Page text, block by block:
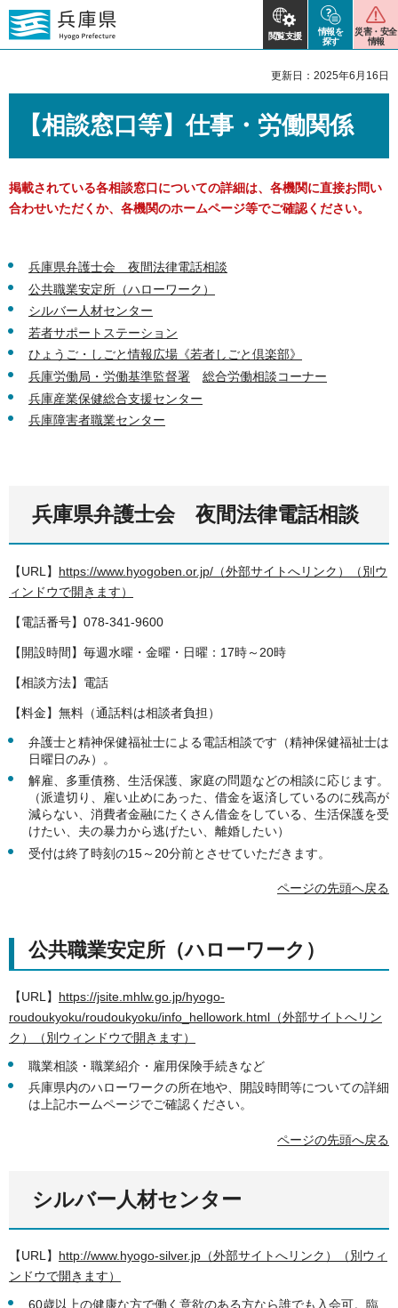
閲覧支援
情報を
探す
災害・安全
情報
更新日：2025年6月16日
【相談窓口等】仕事・労働関係
掲載されている各相談窓口についての詳細は、各機関に直接お問い
合わせいただくか、各機関のホームページ等でご確認ください。
兵庫県弁護士会 夜間法律電話相談
公共職業安定所（ハローワーク）
シルバー人材センター
若者サポートステーション
ひょうご・しごと情報広場《若者しごと倶楽部》
兵庫労働局・労働基準監督署
総合労働相談コーナー
兵庫産業保健総合支援センター
兵庫障害者職業センター
兵庫県弁護士会 夜間法律電話相談
【URL】 https://www.hyogoben.or.jp/（外部サイトへリンク）（別ウ
ィンドウで開きます）
【電話番号】078-341-9600
【開設時間】毎週水曜・金曜・日曜：17時～20時
【相談方法】電話
【料金】無料（通話料は相談者負担）
弁護士と精神保健福祉士による電話相談です（精神保健福祉士は
日曜日のみ）。
解雇、多重債務、生活保護、家庭の問題などの相談に応じます。
（派遣切り、雇い止めにあった、借金を返済しているのに残高が
減らない、消費者金融にたくさん借金をしている、生活保護を受
けたい、夫の暴力から逃げたい、離婚したい）
受付は終了時刻の15～20分前とさせていただきます。
ページの先頭へ戻る
公共職業安定所（ハローワーク）
【URL】 https://jsite.mhlw.go.jp/hyogo-
roudoukyoku/roudoukyoku/info_hellowork.html（外部サイトへリン
ク）（別ウィンドウで開きます）
職業相談・職業紹介・雇用保険手続きなど
兵庫県内のハローワークの所在地や、開設時間等についての詳細
は上記ホームページでご確認ください。
ページの先頭へ戻る
シルバー人材センター
【URL】 http://www.hyogo-silver.jp（外部サイトへリンク）（別ウィ
ンドウで開きます）
60歳以上の健康な方で働く意欲のある方なら誰でも入会可。臨